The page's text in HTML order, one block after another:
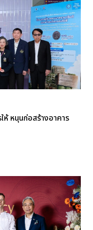
ห้ หนุนก่อสร้างอาคาร